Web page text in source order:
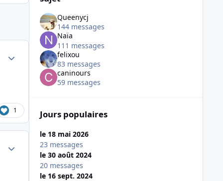
Author stats
1
Author stats
Queenycj
144 messages
Naïa
111 messages
felixou
83 messages
caninours
59 messages
Jours populaires
le 18 mai 2026
23 messages
le 30 août 2024
20 messages
le 16 sept. 2024